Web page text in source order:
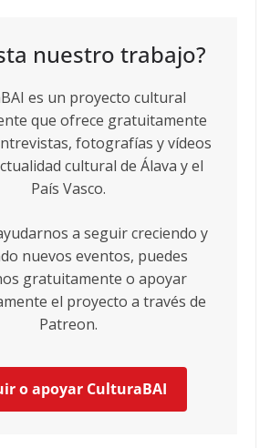
nuestro trabajo?
es un proyecto cultural
que ofrece gratuitamente
fotografías y vídeos
cultural de Álava y el
País Vasco.
a seguir creciendo y
nuevos eventos, puedes
gratuitamente o apoyar
el proyecto a través de
Patreon.
o apoyar CulturaBAI